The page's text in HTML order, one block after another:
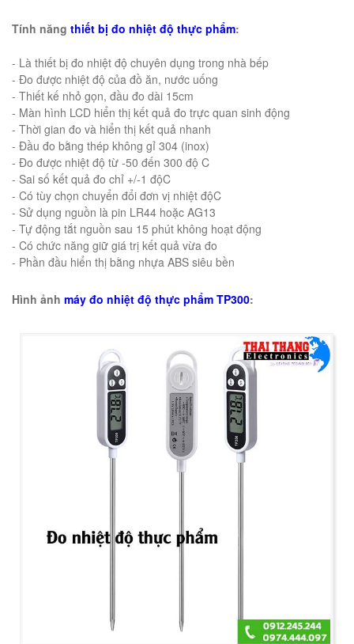
Tính năng thiết bị đo nhiệt độ thực phẩm:
- Là thiết bị đo nhiệt độ chuyên dụng trong nhà bếp
- Đo được nhiệt độ của đồ ăn, nước uống
- Thiết kế nhỏ gọn, đầu đo dài 15cm
- Màn hình LCD hiển thị kết quả đo trực quan sinh động
- Thời gian đo và hiển thị kết quả nhanh
- Đầu đo bằng thép không gỉ 304 (inox)
- Đo được nhiệt độ từ -50 đến 300 độ C
- Sai số kết quả đo chỉ +/-1 độC
- Có tùy chọn chuyển đổi đơn vị nhiệt độC
- Sử dụng nguồn là pin LR44 hoặc AG13
- Tự động tắt nguồn sau 15 phút không hoạt động
- Có chức năng giữ giá trị kết quả vừa đo
- Phần đầu hiển thị bằng nhựa ABS siêu bền
Hình ảnh máy đo nhiệt độ thực phẩm TP300: